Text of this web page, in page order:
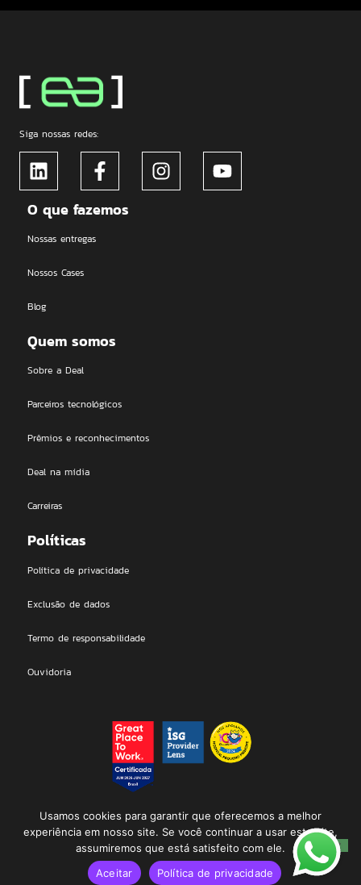
Siga nossas redes:
O que fazemos
Nossas entregas
Nossos Cases
Blog
Quem somos
Sobre a Deal
Parceiros tecnológicos
Prêmios e reconhecimentos
Deal na mídia
Carreiras
Políticas
Política de privacidade
Exclusão de dados
Termo de responsabilidade
Ouvidoria
designed by Dealmakers
Usamos cookies para garantir que oferecemos a melhor
experiência em nosso site. Se você continuar a usar este site,
assumiremos que está satisfeito com ele.
Aceitar
Política de privacidade